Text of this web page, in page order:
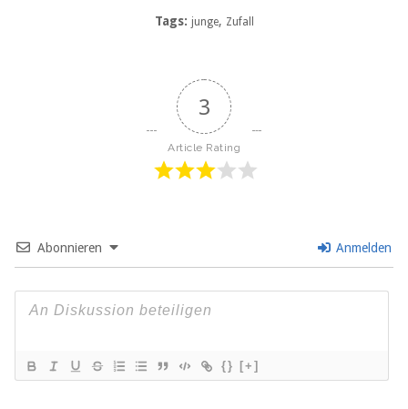
Tags: junge, Zufall
3
Article Rating
Abonnieren Anmelden
{} [+]